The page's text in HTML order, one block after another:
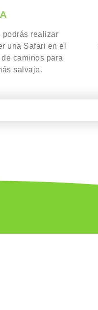
podrás realizar
una Safari en el
caminos para
salvaje.